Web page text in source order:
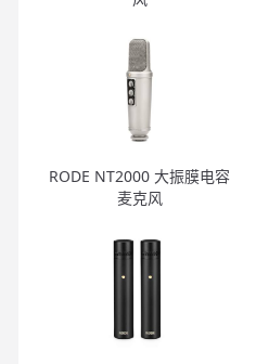
RODE NT2000 大振膜电容
麦克风